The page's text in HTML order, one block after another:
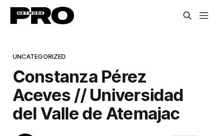
UNCATEGORIZED
Constanza Pérez
Aceves // Universidad
del Valle de Atemajac